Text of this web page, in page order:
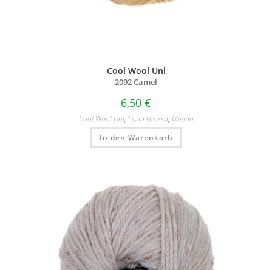
Cool Wool Uni
2092 Camel
6,50 €
Cool Wool Uni, Lana Grossa, Merino
In den Warenkorb